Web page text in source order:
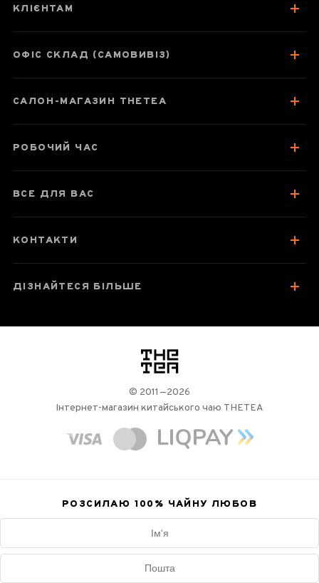
Про чай
Смак, аромат, колір
Як заварювати
Посуд для заварювання
Зберігання та упаковка
КЛІЄНТАМ
ОФІС СКЛАД (САМОВИВІЗ)
САЛОН-МАГАЗИН THETEA
РОБОЧИЙ ЧАС
ВСЕ ДЛЯ ВАС
КОНТАКТИ
ДІЗНАЙТЕСЯ БІЛЬШЕ
логотип
© 2011—2026
Інтернет-магазин китайського чаю THETEA
РОЗСИЛАЮ 100% ЧАЙНУ ЛЮБОВ